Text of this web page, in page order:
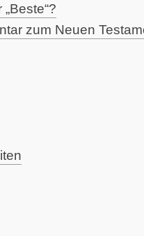
zum Neu­en